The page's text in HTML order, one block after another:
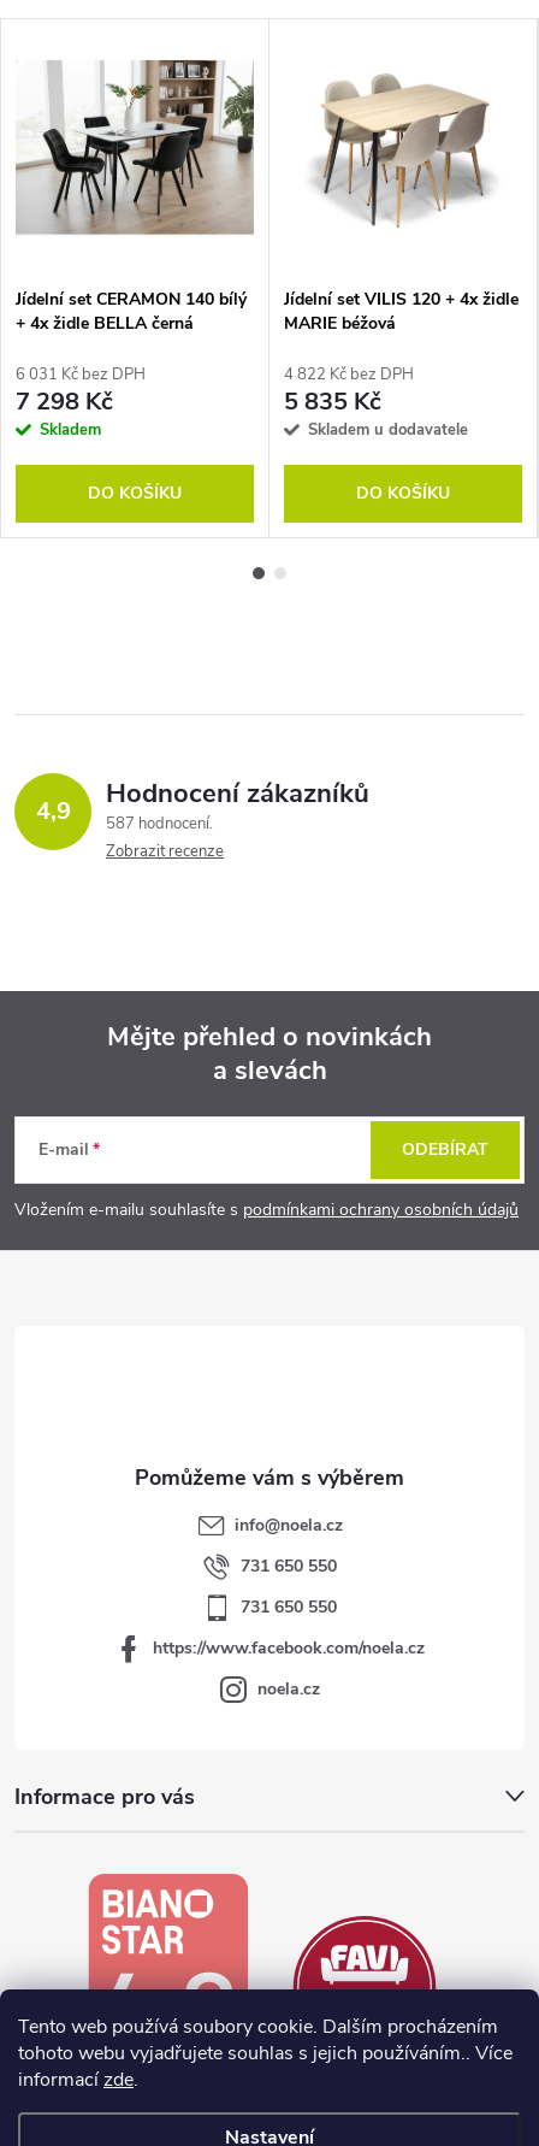
Tento web používá soubory cookie. Dalším procházením
tohoto webu vyjadřujete souhlas s jejich používáním.. Více
informacízde.
Nastavení
Jídelní set CERAMON 140 bílý
+ 4x židle BELLA černá
6 031 Kč bez DPH
7 298 Kč
Skladem
DO KOŠÍKU
Jídelní set VILIS 120 + 4x židle
MARIE béžová
4 822 Kč bez DPH
5 835 Kč
Skladem u dodavatele
DO KOŠÍKU
4,9 Hodnocení zákazníků
587 hodnocení
Zobrazit recenze
p
a
Mějte přehled o novinkách
a slevách
E-mail
Vložením e-mailu souhlasíte s podmínkami ochrany osobních údajů
ODEBÍRAT
Informace pro vás
info@noela.cz
731 650 550
731 650 550
https://www.facebook.com/noela.cz
noela.cz